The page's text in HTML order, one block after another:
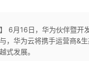
】 6月16日，华为伙伴暨
，华为云将携手运营商&
式发展。